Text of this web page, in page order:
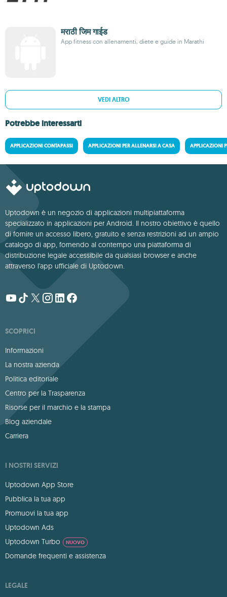
मराठी जिम गाईड
App fitness con allenamenti, diete e guide in Marathi
VEDI ALTRO
Potrebbe interessarti
APPLICAZIONI CONTAPASSI APPLICAZIONI PER ALLENARSI A CASA APPLICAZIONI
Uptodown è un negozio di applicazioni multipiattaforma
specializzato in applicazioni per Android. Il nostro obiettivo è quello
di fornire un accesso libero, gratuito e senza restrizioni ad un ampio
catalogo di app, fornendo al contempo una piattaforma di
distribuzione legale accessibile da qualsiasi browser e anche
attraverso l'app ufficiale di Uptodown.
SCOPRICI
Informazioni
La nostra azienda
Politica editoriale
Centro per la Trasparenza
Risorse per il marchio e la stampa
Blog aziendale
Carriera
I NOSTRI SERVIZI
Uptodown App Store
Pubblica la tua app
Promuovi la tua app
Uptodown Ads
Uptodown Turbo
NUOVO
Domande frequenti e assistenza
LEGALE